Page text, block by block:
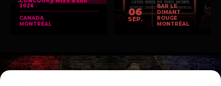
2026
CANADA
MONTRÉAL
06
SEP.
BAR LE
DIMANT
ROUGE
MONTRÉAL
Tickets Checkout